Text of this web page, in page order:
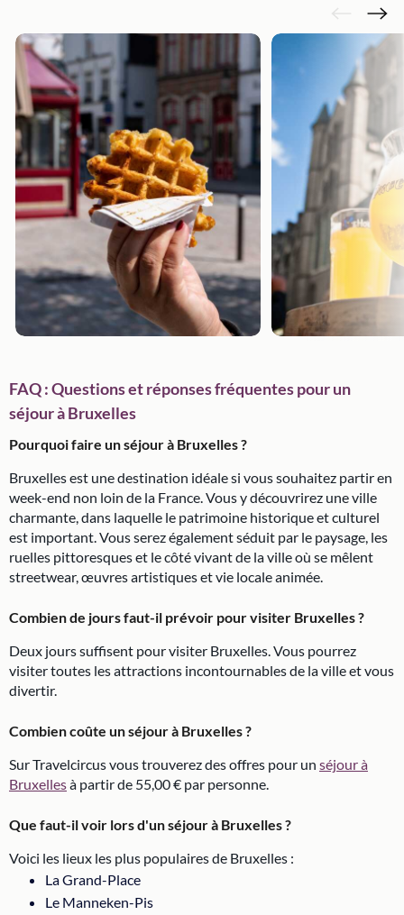
FAQ : Questions et réponses fréquentes pour un
séjour à Bruxelles
Pourquoi faire un séjour à Bruxelles ?
Bruxelles est une destination idéale si vous souhaitez partir en
week-end non loin de la France. Vous y découvrirez une ville
charmante, dans laquelle le patrimoine historique et culturel
est important. Vous serez également séduit par le paysage, les
ruelles pittoresques et le côté vivant de la ville où se mêlent
streetwear, œuvres artistiques et vie locale animée.
Combien de jours faut-il prévoir pour visiter Bruxelles ?
Deux jours suffisent pour visiter Bruxelles. Vous pourrez
visiter toutes les attractions incontournables de la ville et vous
divertir.
Combien coûte un séjour à Bruxelles ?
Sur Travelcircus vous trouverez des offres pour un séjour à
Bruxellesà partir de 55,00 € par personne.
Que faut-il voir lors d'un séjour à Bruxelles ?
Voici les lieux les plus populaires de Bruxelles :
La Grand-Place
Le Manneken-Pis